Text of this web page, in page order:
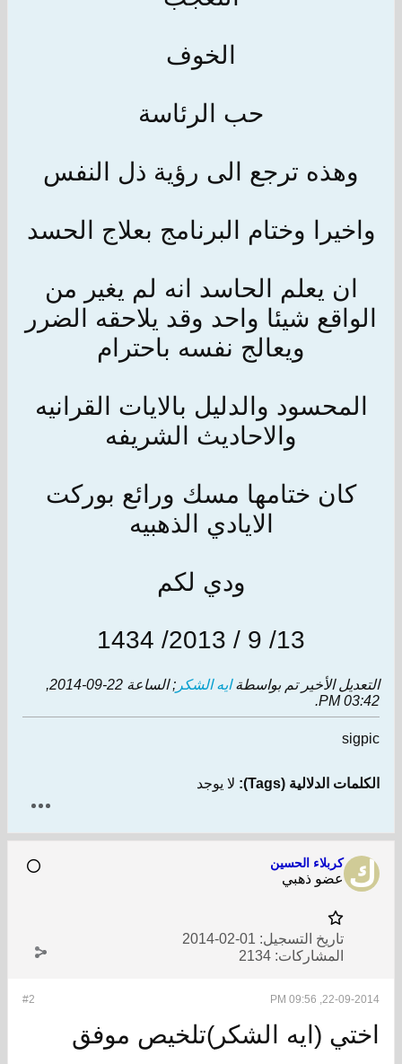
الخوف
حب الرئاسة
وهذه ترجع الى رؤية ذل النفس
واخيرا وختام البرنامج بعلاج الحسد
ان يعلم الحاسد انه لم يغير من
الواقع شيئا واحد وقد يلاحقه الضرر
ويعالج نفسه باحترام
المحسود والدليل بالايات القرانيه
والاحاديث الشريفه
كان ختامها مسك ورائع بوركت
الايادي الذهبيه
ودي لكم
13/ 9 / 2013/ 1434
التعديل الأخير تم بواسطةايه الشكر ; الساعة
22-09-2014,
03:42 PM
.
sigpic
الكلمات الدلالية (Tags): لا يوجد
كربلاء الحسين
عضو ذهبي
تاريخ التسجيل: 01-02-2014
المشاركات: 2134
#2 22-09-2014, 09:56 PM
اختي (ايه الشكر)تلخيص موفق